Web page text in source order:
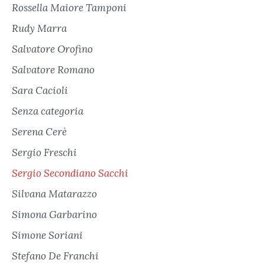
Rossella Maiore Tamponi
Rudy Marra
Salvatore Orofino
Salvatore Romano
Sara Cacioli
Senza categoria
Serena Cerè
Sergio Freschi
Sergio Secondiano Sacchi
Silvana Matarazzo
Simona Garbarino
Simone Soriani
Stefano De Franchi